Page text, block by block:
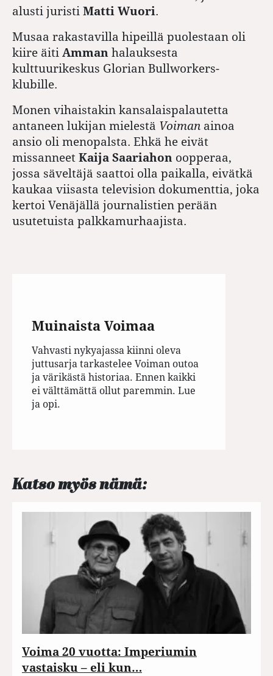
alusti juristi Matti Wuori.
Musaa rakastavilla hipeillä puolestaan oli
kiire äiti Amman halauksesta
kulttuurikeskus Glorian Bullworkers-
klubille.
Monen vihaistakin kansalaispalautetta
antaneen lukijan mielestä Voiman ainoa
ansio oli menopalsta. Ehkä he eivät
missanneet Kaija Saariahon oopperaa,
jossa säveltäjä saattoi olla paikalla, eivätkä
kaukaa viisasta television dokumenttia, joka
kertoi Venäjällä journalistien perään
usutetuista palkkamurhaajista.
Muinaista Voimaa
Vahvasti nykyajassa kiinni oleva
juttusarja tarkastelee Voiman outoa
ja värikästä historiaa. Ennen kaikki
ei välttämättä ollut paremmin. Lue
ja opi.
Katso myös nämä:
Voima 20 vuotta: Imperiumin
vastaisku – eli kun…